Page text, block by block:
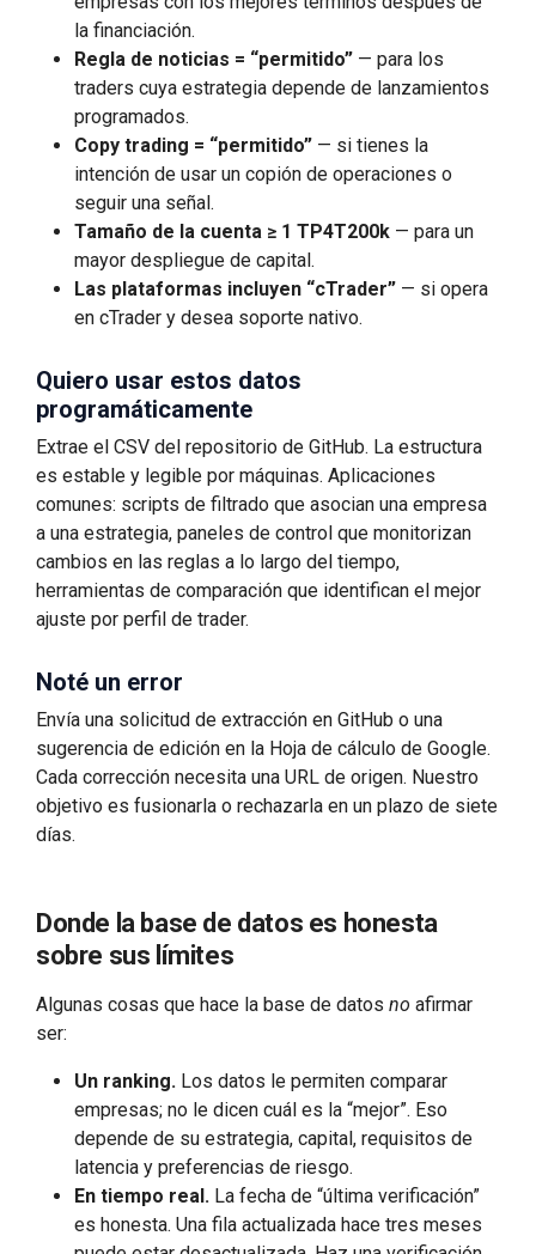
la financiación.
Regla de noticias = “permitido” — para los
traders cuya estrategia depende de lanzamientos
programados.
Copy trading = “permitido” — si tienes la
intención de usar un copión de operaciones o
seguir una señal.
Tamaño de la cuenta ≥ 1 TP4T200k — para un
mayor despliegue de capital.
Las plataformas incluyen “cTrader” — si opera
en cTrader y desea soporte nativo.
Quiero usar estos datos
programáticamente
Extrae el CSV del repositorio de GitHub. La estructura
es estable y legible por máquinas. Aplicaciones
comunes: scripts de filtrado que asocian una empresa
a una estrategia, paneles de control que monitorizan
cambios en las reglas a lo largo del tiempo,
herramientas de comparación que identifican el mejor
ajuste por perfil de trader.
Noté un error
Envía una solicitud de extracción en GitHub o una
sugerencia de edición en la Hoja de cálculo de Google.
Cada corrección necesita una URL de origen. Nuestro
objetivo es fusionarla o rechazarla en un plazo de siete
días.
Donde la base de datos es honesta
sobre sus límites
Algunas cosas que hace la base de datos no afirmar
ser:
Un ranking. Los datos le permiten comparar
empresas; no le dicen cuál es la “mejor”. Eso
depende de su estrategia, capital, requisitos de
latencia y preferencias de riesgo.
En tiempo real. La fecha de “última verificación”
es honesta. Una fila actualizada hace tres meses